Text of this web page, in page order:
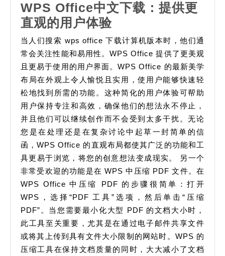
에
대
한
이
해
WPS Office中文下载：提供更
直观的用户体验WPS
Office
中
文
下
载：
提
供
更
直
观
的
用
户
体
验
当人们搜索 wps office 下载计算机版本时，他们通
常会关注性能和易用性。WPS Office 提供了更美观
且更易于使用的用户界面。WPS Office 的最新美学
布局在外观上令人愉悦且实用，使用户能够快速轻
松地找到所需的功能。这种简化的用户体验可帮助
用户保持专注和高效，确保他们的想法永不停止，
并且他们可以继续创作而不会受到太多干扰。无论
您是在处理还是在复杂讨论中起草一封简单的信
函，WPS Office 的直观布局都使其广泛的功能和工
具更易于浏览，将您的创意想法变成现实。 另一个
非常受欢迎的功能是在 WPS 中压缩 PDF 文件。在
WPS Office 中压缩 PDF 的步骤很简单：打开
WPS，选择“PDF 工具”选项，然后单击“压缩
PDF”。当您需要最小化大型 PDF 的文档大小时，
此工具至关重要，尤其是在通过电子邮件共享文件
或将其上传到具有文件大小限制的网站时。WPS 的
压缩工具在保持文档质量的同时，大大减小了文档